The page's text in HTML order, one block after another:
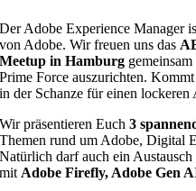
Der Adobe Experience Manager
von Adobe. Wir freuen uns das
Meetup in Hamburg
Prime Force auszurichten.
in der Schanze für einen
Wir präsentieren Euch3
Themen rund um Adobe, Digital
Natürlich darf auch ein
mit Adobe Firefly, Adobe Gen